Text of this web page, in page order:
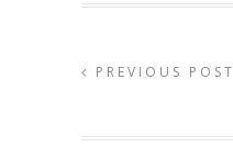
PREVIOUS POST